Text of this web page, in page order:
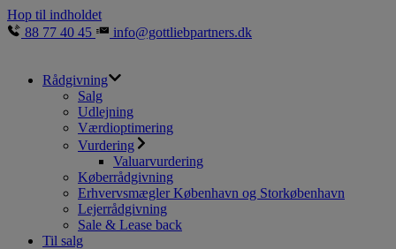
Hop til indholdet
88 77 40 45
info@gottliebpartners.dk
Rådgivning
Salg
Udlejning
Værdioptimering
Vurdering
Valuarvurdering
Køberrådgivning
Erhvervsmægler København og Storkøbenhavn
Lejerrådgivning
Sale & Lease back
Til salg